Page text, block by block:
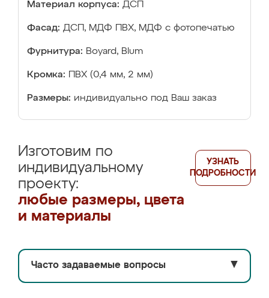
Материал корпуса: ДСП
Фасад: ДСП, МДФ ПВХ, МДФ с фотопечатью
Фурнитура: Boyard, Blum
Кромка: ПВХ (0,4 мм, 2 мм)
Размеры: индивидуально под Ваш заказ
Изготовим по
индивидуальному
проекту:
любые размеры, цвета
и материалы
УЗНАТЬ
ПОДРОБНОСТИ
Часто задаваемые вопросы ▼